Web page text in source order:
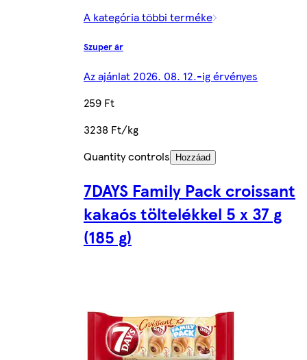
A kategória többi terméke
Szuper ár
Az ajánlat 2026. 08. 12.-ig érvényes
259 Ft
3238 Ft/kg
Quantity controls
Hozzáad
7DAYS Family Pack croissant
kakaós töltelékkel 5 x 37 g
(185 g)